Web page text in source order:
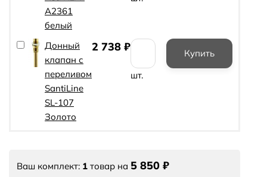
A2361
белый
Донный
клапан с
переливом
SantiLine
SL-107
Золото
2 738 ₽
шт.
Ваш комплект: 1 товар на 5 850 ₽